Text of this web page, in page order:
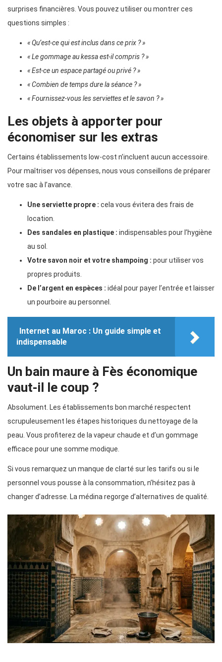
surprises financières. Vous pouvez utiliser ou montrer ces
questions simples :
« Qu’est-ce qui est inclus dans ce prix ? »
« Le gommage au kessa est-il compris ? »
« Est-ce un espace partagé ou privé ? »
« Combien de temps dure la séance ? »
« Fournissez-vous les serviettes et le savon ? »
Les objets à apporter pour
économiser sur les extras
Certains établissements low-cost n’incluent aucun accessoire.
Pour maîtriser vos dépenses, nous vous conseillons de préparer
votre sac à l’avance.
Une serviette propre : cela vous évitera des frais de
location.
Des sandales en plastique : indispensables pour l’hygiène
au sol.
Votre savon noir et votre shampoing : pour utiliser vos
propres produits.
De l’argent en espèces : idéal pour payer l’entrée et laisser
un pourboire au personnel.
Internet au Maroc : Un guide simple et
indispensable
Un bain maure à Fès économique
vaut-il le coup ?
Absolument. Les établissements bon marché respectent
scrupuleusement les étapes historiques du nettoyage de la
peau. Vous profiterez de la vapeur chaude et d’un gommage
efficace pour une somme modique.
Si vous remarquez un manque de clarté sur les tarifs ou si le
personnel vous pousse à la consommation, n’hésitez pas à
changer d’adresse. La médina regorge d’alternatives de qualité.